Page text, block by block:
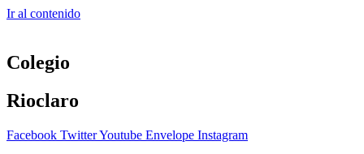
Ir al contenido
Colegio
Rioclaro
Facebook TwitterYoutube Envelope Instagram